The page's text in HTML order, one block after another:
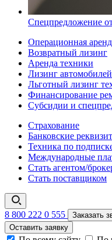
Спецпредложение
Операционная
Возвратный лизинг
Аренда техники
Лизинг
Льготный лизинг
Финансирование
Субсидии и
Страхование
Банковские
Техника по
Международные
Стать агентом/
Стать поставщиком
8 800 222 0 555
Заказать
Оставить заявку